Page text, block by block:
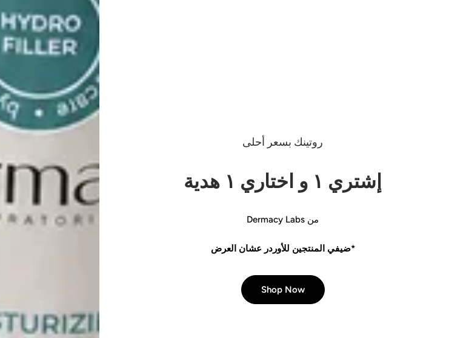
روتينك بسعر أحلى
إشتري ١ و اختاري ١ هدية
من Dermacy Labs
*ضيفي المنتجين للأوردر عشان العرض
Shop Now